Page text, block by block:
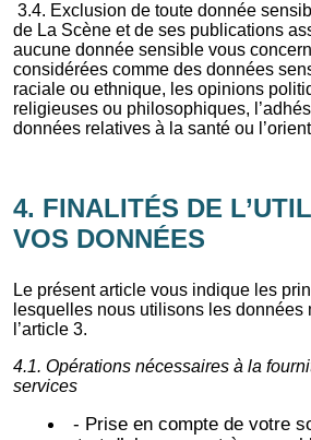
3.4. Exclusion de toute donnée
de La Scène et de ses publications
aucune donnée sensible vous
considérées comme des données
raciale ou ethnique, les opinions
religieuses ou philosophiques,
données relatives à la santé ou
4. FINALITÉS DE
VOS DONNÉES
Le présent article vous indique les
lesquelles nous utilisons les données
l’article 3.
4.1. Opérations nécessaires à la
services
- Prise en compte de votre